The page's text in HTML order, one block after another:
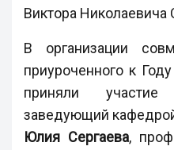
Виктора Николаевича
В организации
приуроченного к
приняли участие
заведующий
Юлия Сергаева,